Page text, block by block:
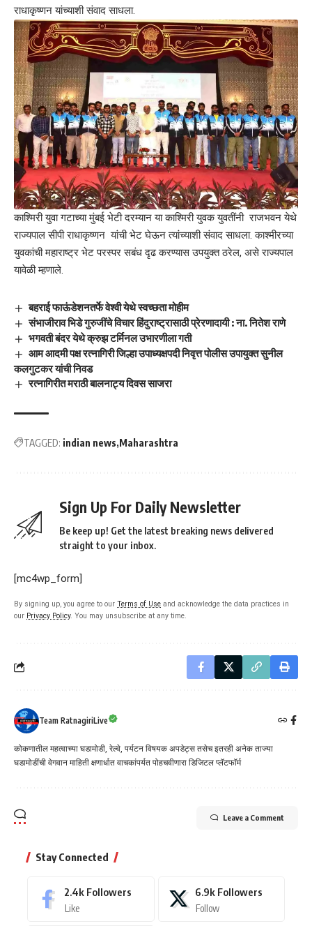
राधाकृष्णन यांच्याशी संवाद साधला.
काश्मिरी युवा गटाच्या मुंबई भेटी दरम्यान या काश्मिरी युवक युवतींनी राजभवन येथे
राज्यपाल सीपी राधाकृष्णन यांची भेट घेऊन त्यांच्याशी संवाद साधला. काश्मीरच्या
युवकांची महाराष्ट्र भेट परस्पर सबंध दृढ करण्यास उपयुक्त ठरेल, असे राज्यपाल
यावेळी म्हणाले.
बहराई फाऊंडेशनतर्फे वेश्वी येथे स्वच्छता मोहीम
संभाजीराव भिडे गुरुजींचे विचार हिंदुराष्ट्रासाठी प्रेरणादायी : ना. नितेश राणे
भगवती बंदर येथे क्रुझ टर्मिनल उभारणीला गती
आम आदमी पक्ष रत्नागिरी जिल्हा उपाध्यक्षपदी निवृत्त पोलीस उपायुक्त सुनील
कलगुटकर यांची निवड
रत्नागिरीत मराठी बालनाट्य दिवस साजरा
TAGGED: indian news Maharashtra
Sign Up For Daily Newsletter
Be keep up! Get the latest breaking news delivered
straight to your inbox.
[mc4wp_form]
By signing up, you agree to our Terms of Use and acknowledge the data practices in
our Privacy Policy. You may unsubscribe at any time.
Team RatnagiriLive
कोकणातील महत्वाच्या घडामोडी, रेल्वे, पर्यटन विषयक अपडेट्स तसेच इतरही अनेक ताज्या
घडामोडींची वेगवान माहिती क्षणार्धात वाचकांपर्यत पोहचवीणारा डिजिटल प्लॅटफॉर्म
Leave a Comment
Stay Connected
2.4k Followers
Like
6.9k Followers
Follow